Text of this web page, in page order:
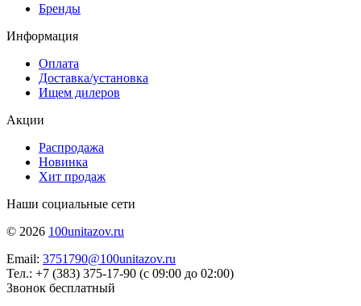
Бренды
Информация
Оплата
Доставка/установка
Ищем дилеров
Акции
Распродажа
Новинка
Хит продаж
Наши социальные сети
© 2026 100unitazov.ru
Email: 3751790@100unitazov.ru
Тел.: +7 (383) 375-17-90 (с 09:00 до 02:00)
Звонок бесплатный